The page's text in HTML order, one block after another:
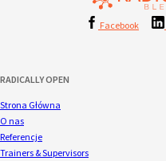
Facebook
RADICALLY OPEN
Strona Główna
O nas
Referencje
Trainers & Supervisors